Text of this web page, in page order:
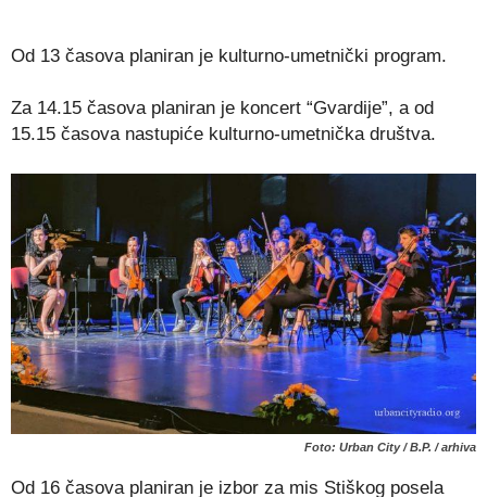
Od 13 časova planiran je kulturno-umetnički program.
Za 14.15 časova planiran je koncert “Gvardije”, a od
15.15 časova nastupiće kulturno-umetnička društva.
Foto: Urban City / B.P. / arhiva
Od 16 časova planiran je izbor za mis Stiškog posela